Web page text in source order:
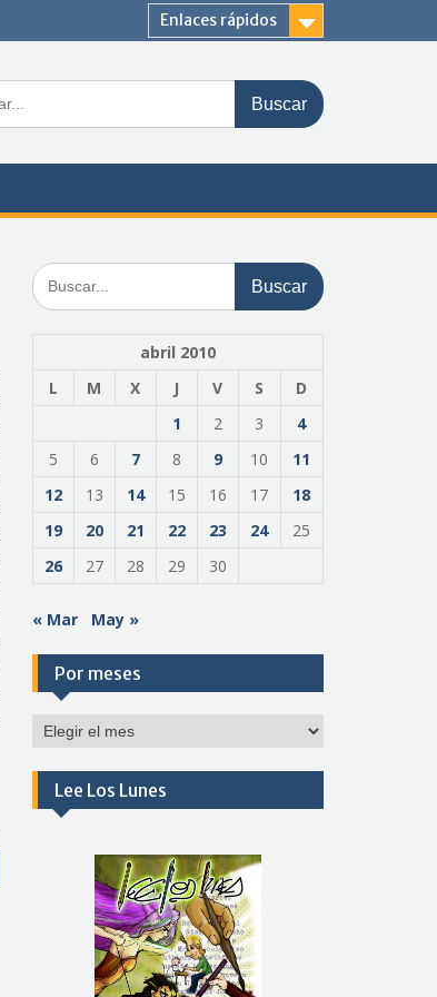
Enlaces rápidos
Buscar:
abril 2010
L
M X J V S
D
1
2 3
4
5
6 7 8 9 10
11
12
13 14 15 16 17
18
19
20 21 22 23 24
25
26
27 28 29 30
« Mar May »
Por meses
Por
Lee Los Lunes